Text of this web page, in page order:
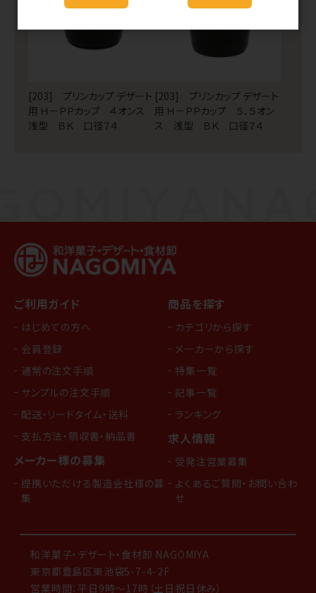
[203] プリンカップ デザート
用 Ｈ－ＰＰカップ ４オンス
浅型 ＢＫ 口径７４
[203] プリンカップ デザート
用 Ｈ－ＰＰカップ ５．５オン
ス 浅型 ＢＫ 口径７４
ご利用ガイド
はじめての方へ
会員登録
通常の注文手順
サンプルの注文手順
配送・リードタイム・送料
支払方法・領収書・納品書
メーカー様の募集
提携いただける製造会社様の募
集
商品を探す
カテゴリから探す
メーカーから探す
特集一覧
記事一覧
ランキング
求人情報
受発注営業募集
よくあるご質問・お問い合わ
せ
和洋菓子・デザート・食材卸 NAGOMIYA
東京都豊島区東池袋5-7-4-2F
営業時間：平日9時～17時（土日祝日休み）